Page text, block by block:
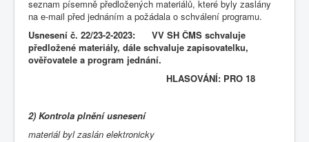
seznam písemně předložených materiálů, které byly zaslány
na e-mail před jednáním a požádala o schválení programu.
Usnesení č. 22/23-2-2023: VV SH ČMS schvaluje
předložené materiály, dále schvaluje zapisovatelku,
ověřovatele a program jednání.
HLASOVÁNÍ: PRO 18
2) Kontrola plnění usnesení
materiál byl zaslán elektronicky